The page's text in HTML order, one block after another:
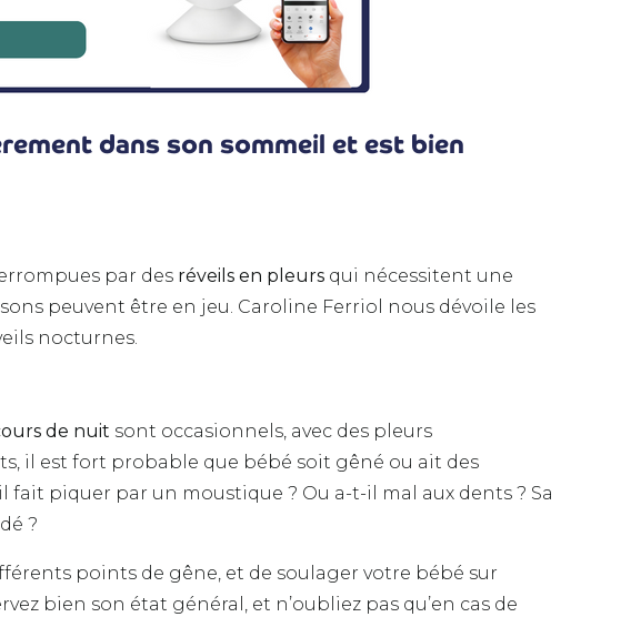
dans son sommeil et est bien
par des réveils en pleurs qui nécessitent une
peuvent être en jeu. Caroline Ferriol nous dévoile les
nocturnes.
de nuit sont occasionnels, avec des pleurs
il est fort probable que bébé soit gêné ou ait des
fait piquer par un moustique ? Ou a-t-il mal aux dents ? Sa
?
points de gêne, et de soulager votre bébé sur
bien son état général, et n’oubliez pas qu’en cas de